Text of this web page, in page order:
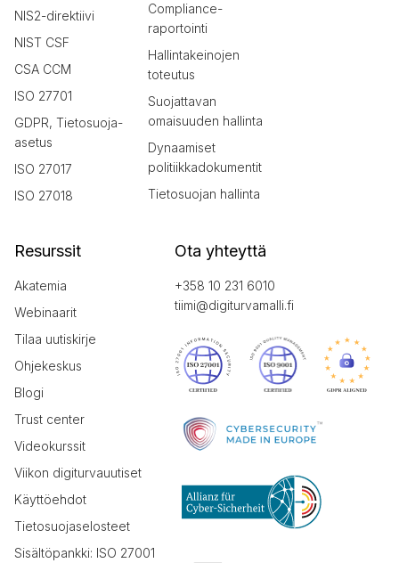
NIS2-direktiivi
NIST CSF
CSA CCM
ISO 27701
GDPR, Tietosuoja-
asetus
ISO 27017
ISO 27018
Compliance-
raportointi
Hallintakeinojen
toteutus
Suojattavan
omaisuuden hallinta
Dynaamiset
politiikkadokumentit
Tietosuojan hallinta
Resurssit
Akatemia
Webinaarit
Tilaa uutiskirje
Ohjekeskus
Blogi
Trust center
Videokurssit
Viikon digiturvauutiset
Käyttöehdot
Tietosuojaselosteet
Sisältöpankki: ISO 27001
Ota yhteyttä
+358 10 231 6010
tiimi@digiturvamalli.fi